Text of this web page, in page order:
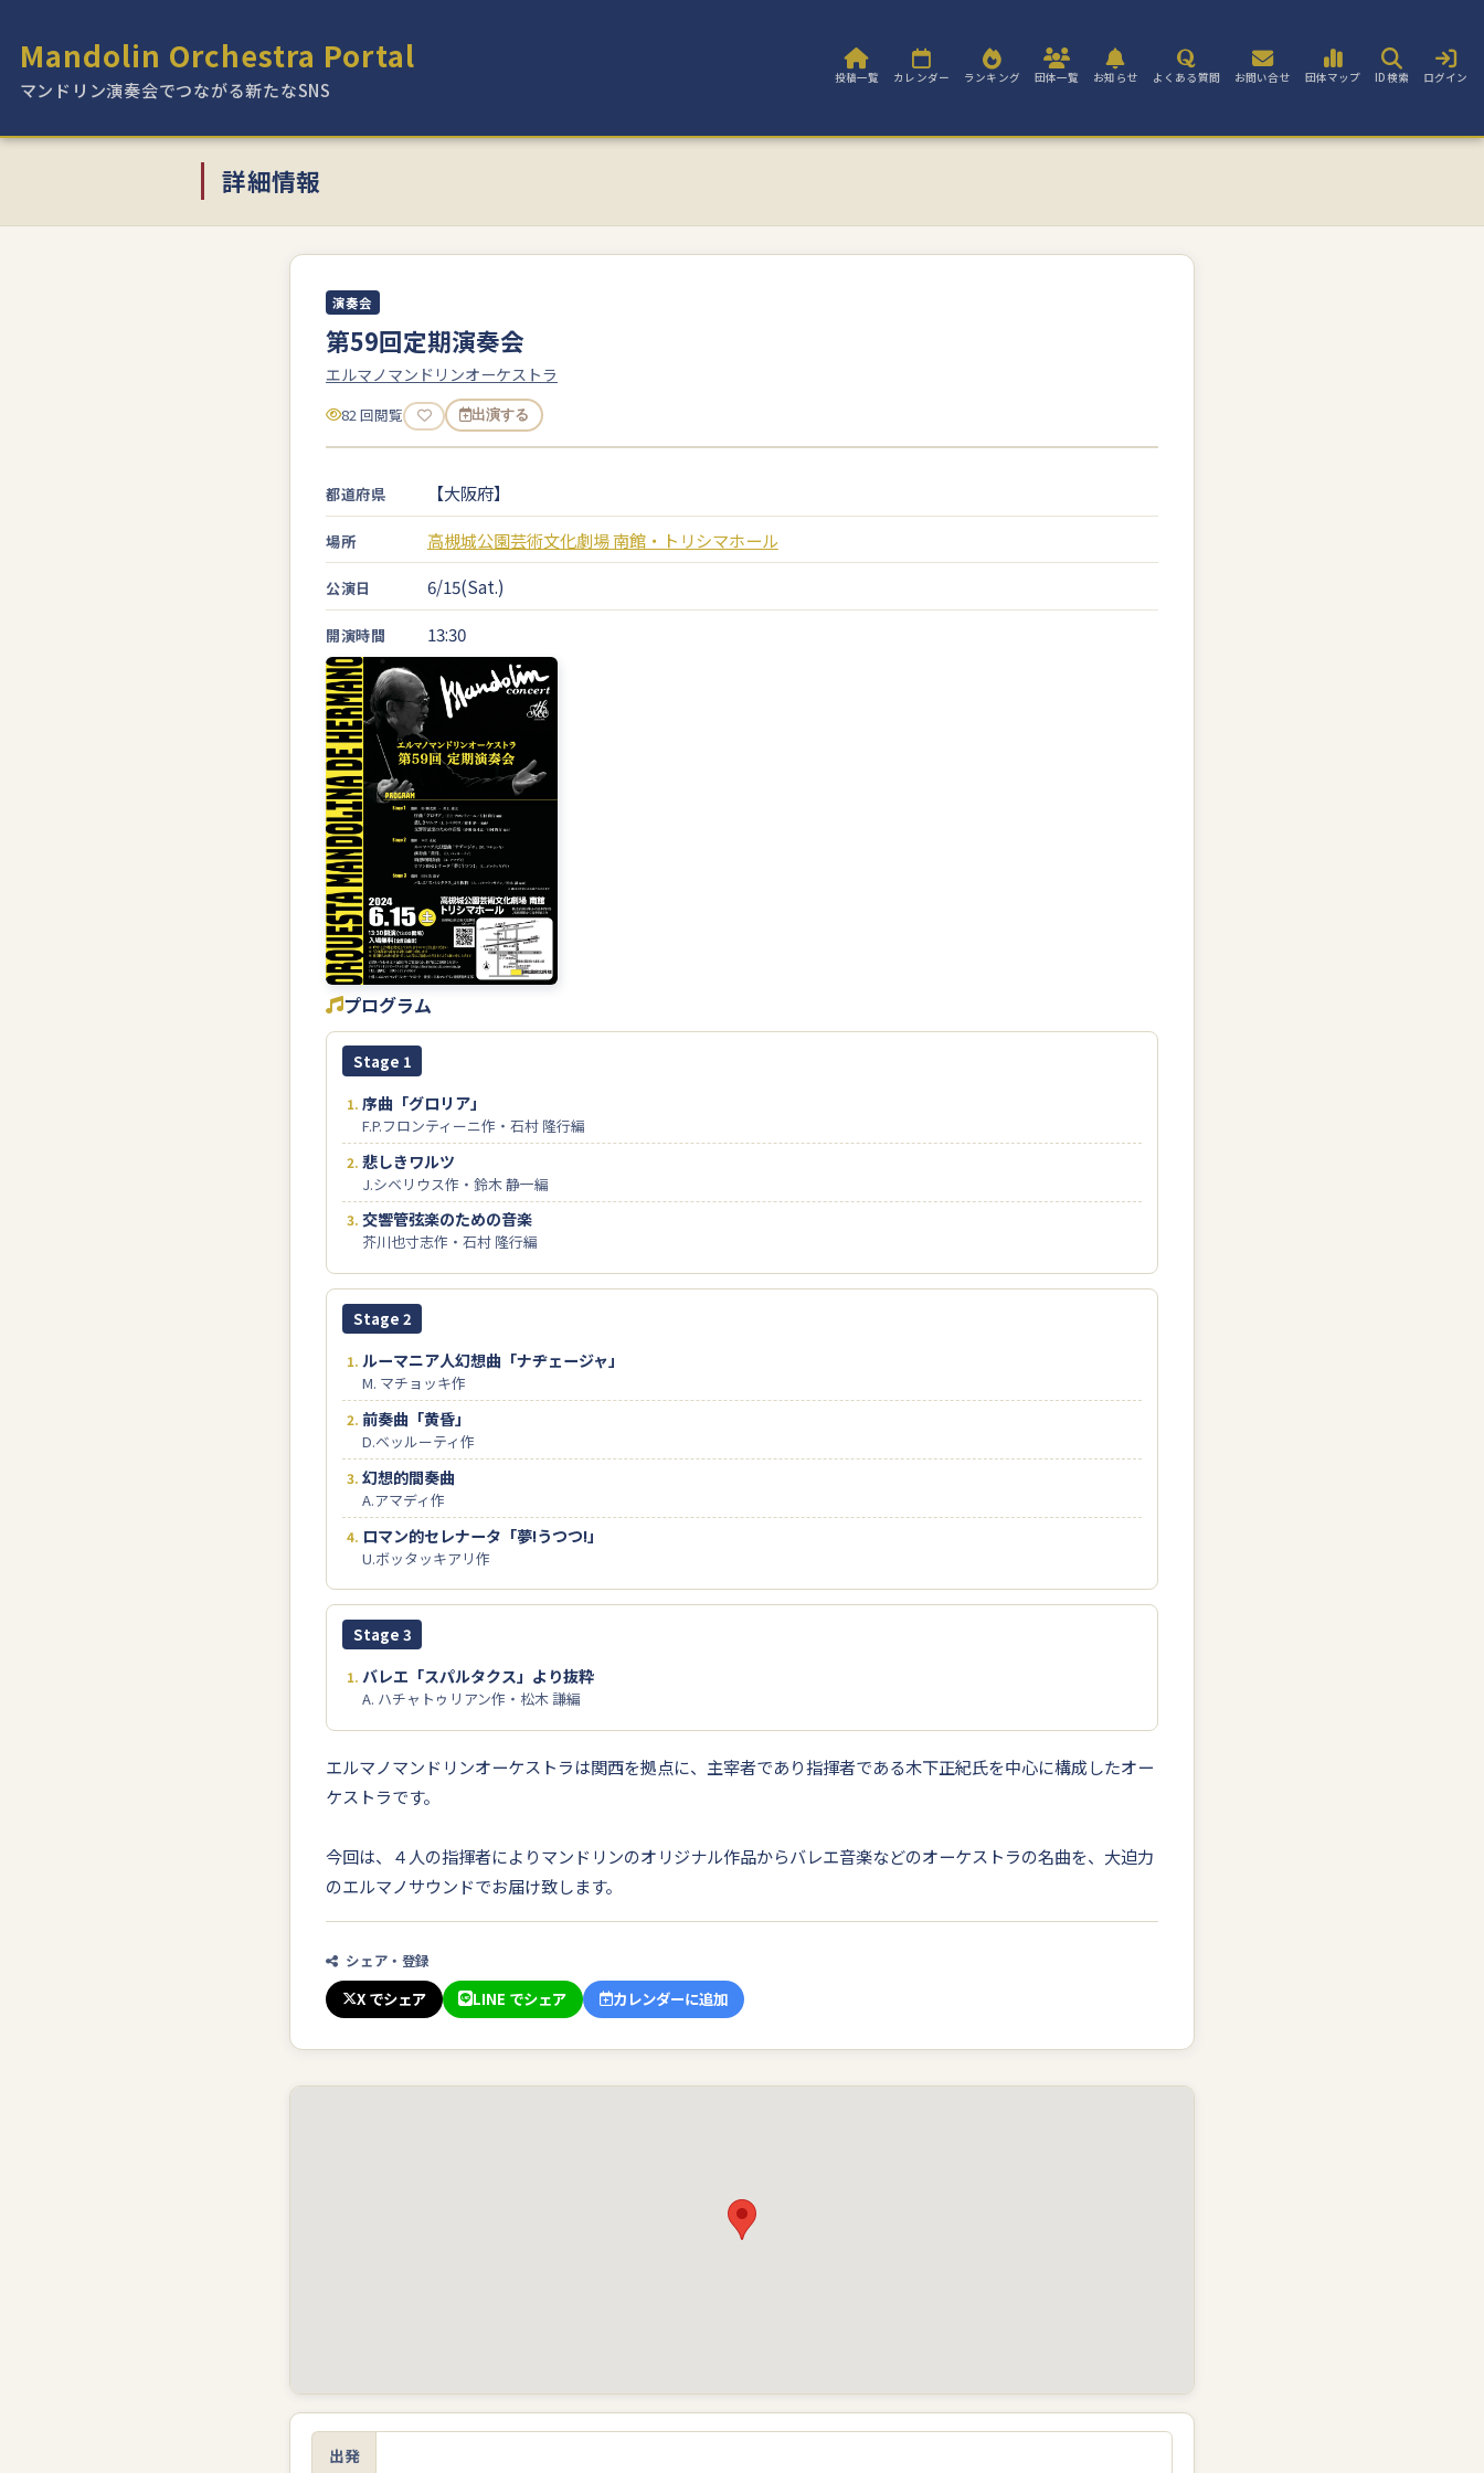
Mandolin Orchestra Portal
マンドリン演奏会でつながる新たなSNS
投稿一覧 カレンダー ランキング 団体一覧 お知らせ よくある質問 お問い合せ 団体マップ ID検索 ログイン
詳細情報
演奏会
第59回定期演奏会
エルマノマンドリンオーケストラ
82 回閲覧 出演する
都道府県 【大阪府】
場所 高槻城公園芸術文化劇場 南館・トリシマホール
公演日 6/15(Sat.)
開演時間 13:30
プログラム
Stage 1
序曲「グロリア」
F.P.フロンティーニ作・石村 隆行編
悲しきワルツ
J.シベリウス作・鈴木 静一編
交響管弦楽のための音楽
芥川也寸志作・石村 隆行編
Stage 2
ルーマニア人幻想曲「ナヂェージャ」
M. マチョッキ作
前奏曲「黄昏」
D.ベッルーティ作
幻想的間奏曲
A.アマディ作
ロマン的セレナータ「夢!うつつ!」
U.ボッタッキアリ作
Stage 3
バレエ「スパルタクス」より抜粋
A. ハチャトゥリアン作・松木 謙編
エルマノマンドリンオーケストラは関西を拠点に、主宰者であり指揮者である木下正紀氏を中心に構成したオー
ケストラです。
今回は、４人の指揮者によりマンドリンのオリジナル作品からバレエ音楽などのオーケストラの名曲を、大迫力
のエルマノサウンドでお届け致します。
シェア・登録
X でシェア LINE でシェア カレンダーに追加
出発